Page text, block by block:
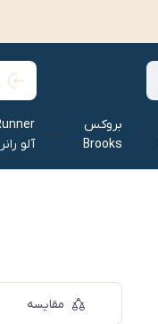
بروکس
Brooks
آلو رانر‌
مقایسه